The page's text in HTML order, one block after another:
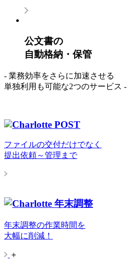
公文書の
自動格納・保管
- 業務効率をさらに加速させる
単独利用も可能な2つのサービス -
ファイルの交付だけでなく
提出依頼～管理まで
年末調整の作業時間を
大幅に削減！
＋